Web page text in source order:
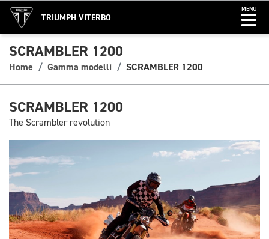
TRIUMPH VITERBO
MENU
SCRAMBLER 1200
Home Gamma modelli SCRAMBLER 1200
SCRAMBLER 1200
The Scrambler revolution